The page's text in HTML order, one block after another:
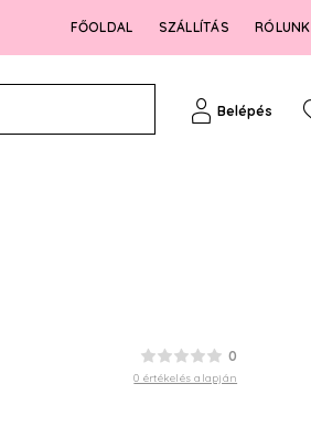
FŐOLDAL SZÁLLÍTÁS RÓLUNK
Belépés
0
0 értékelés alapján